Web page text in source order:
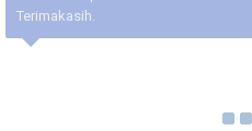
Terimakasih.